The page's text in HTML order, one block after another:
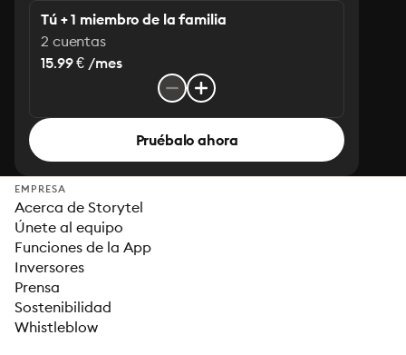
Tú + 1 miembro de la familia
2 cuentas
15.99 € /mes
Pruébalo ahora
EMPRESA
Acerca de Storytel
Únete al equipo
Funciones de la App
Inversores
Prensa
Sostenibilidad
Whistleblow